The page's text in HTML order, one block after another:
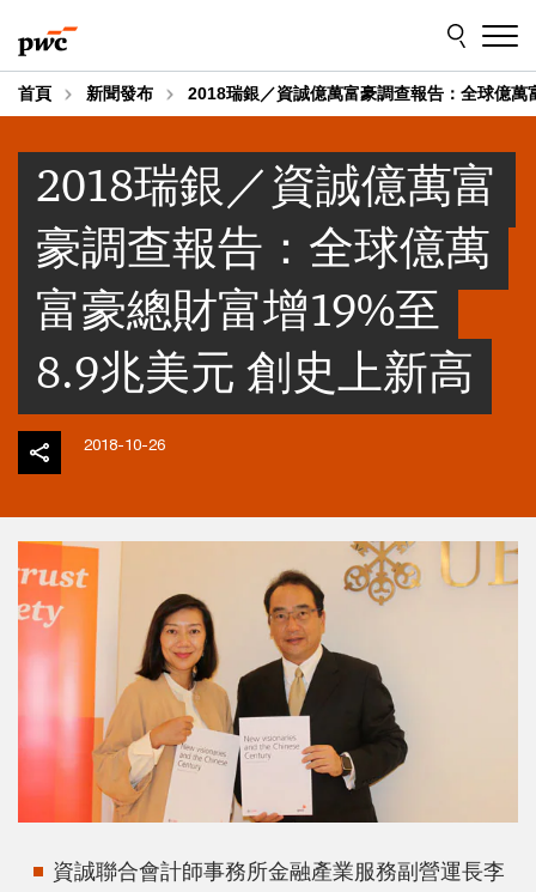
to
content
to
footer
首頁 新聞發布 2018瑞銀／資誠億萬富豪調查報告：全球億
2018瑞銀／資誠億萬富
豪調查報告：全球億萬
富豪總財富增19%至
8.9兆美元 創史上新高
2018-10-26
資誠聯合會計師事務所金融產業服務副營運長李